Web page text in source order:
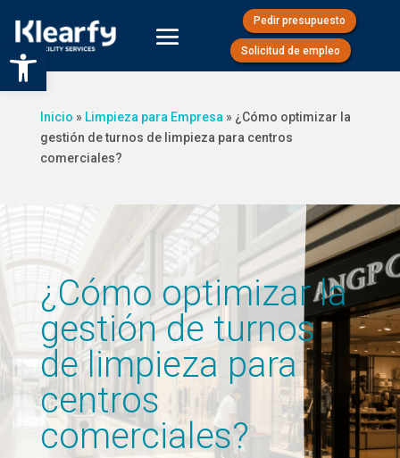
Abrir barra de herramientas
Pedir presupuesto
Solicitud de empleo
Inicio » Limpieza para Empresa » ¿Cómo optimizar la
gestión de turnos de limpieza para centros
comerciales?
¿Cómo optimizar la
gestión de turnos
de limpieza para
centros
comerciales?